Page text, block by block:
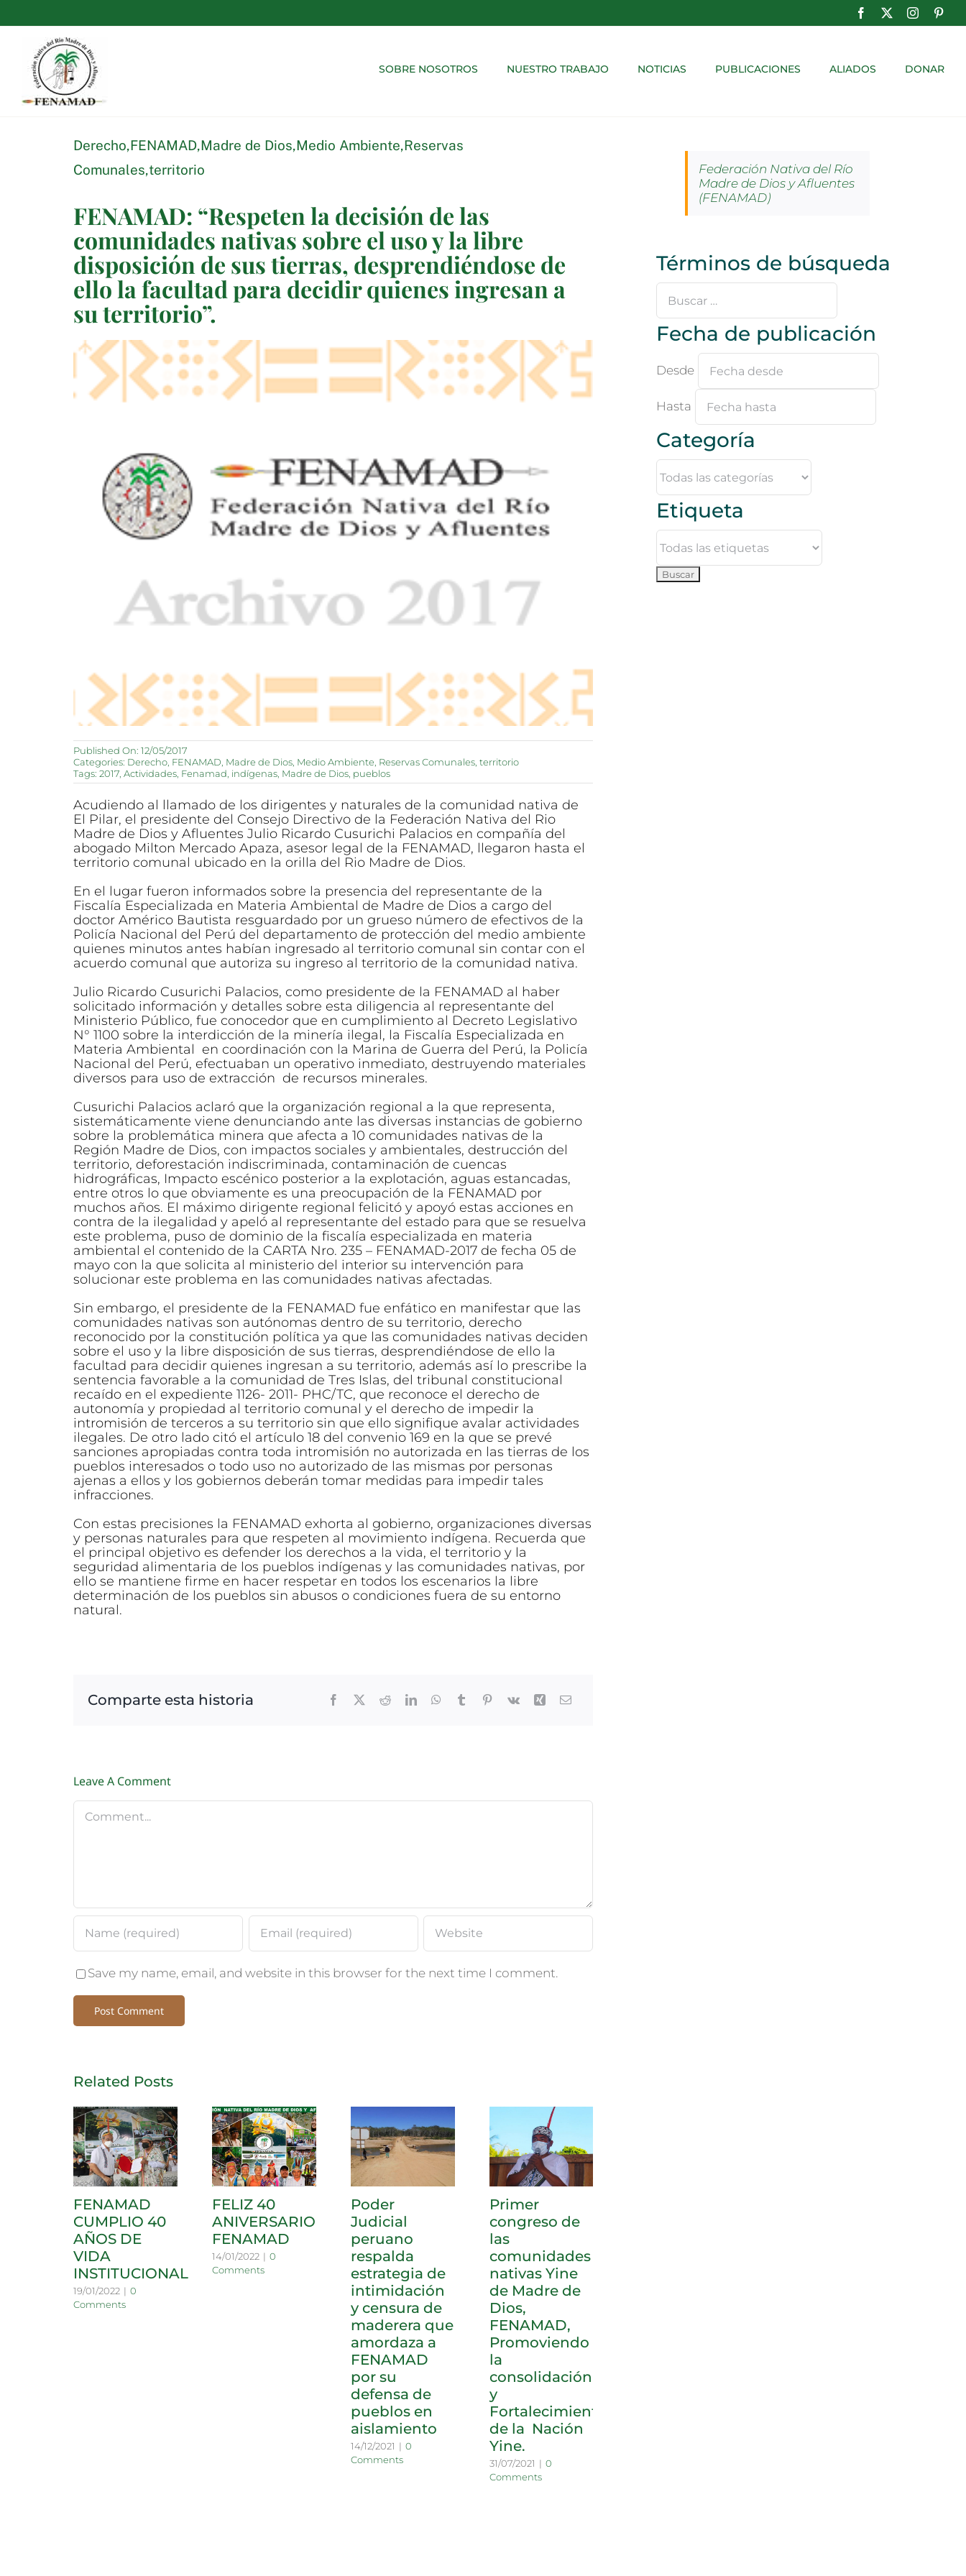
contenido
Facebook Instagram
SOBRE NOSOTROS NUESTRO TRABAJO NOTICIAS PUBLICACIONES ALIADOS DONAR
Derecho,FENAMAD,Madre de Dios,Medio Ambiente,Reservas
Comunales,territorio
FENAMAD: “Respeten la decisión de las
comunidades nativas sobre el uso y la libre
disposición de sus tierras, desprendiéndose de
ello la facultad para decidir quienes ingresan a
su territorio”.
Published On: 12/05/2017
Categories: Derecho FENAMAD Madre de Dios Medio Ambiente Reservas Comunales ,territorio
Tags:2017 ,Actividades Fenamad indígenas Madre de Dios pueblos
Acudiendo al llamado de los dirigentes y naturales de la comunidad nativa de
El Pilar, el presidente del Consejo Directivo de la Federación Nativa del Rio
Madre de Dios y Afluentes Julio Ricardo Cusurichi Palacios en compañía del
abogado Milton Mercado Apaza, asesor legal de la FENAMAD, llegaron hasta el
territorio comunal ubicado en la orilla del Rio Madre de Dios.
En el lugar fueron informados sobre la presencia del representante de la
Fiscalía Especializada en Materia Ambiental de Madre de Dios a cargo del
doctor Américo Bautista resguardado por un grueso número de efectivos de la
Policía Nacional del Perú del departamento de protección del medio ambiente
quienes minutos antes habían ingresado al territorio comunal sin contar con el
acuerdo comunal que autoriza su ingreso al territorio de la comunidad nativa.
Julio Ricardo Cusurichi Palacios, como presidente de la FENAMAD al haber
solicitado información y detalles sobre esta diligencia al representante del
Ministerio Público, fue conocedor que en cumplimiento al Decreto Legislativo
N° 1100 sobre la interdicción de la minería ilegal, la Fiscalía Especializada en
Materia Ambiental en coordinación con la Marina de Guerra del Perú, la Policía
Nacional del Perú, efectuaban un operativo inmediato, destruyendo materiales
diversos para uso de extracción de recursos minerales.
Cusurichi Palacios aclaró que la organización regional a la que representa,
sistemáticamente viene denunciando ante las diversas instancias de gobierno
sobre la problemática minera que afecta a 10 comunidades nativas de la
Región Madre de Dios, con impactos sociales y ambientales, destrucción del
territorio, deforestación indiscriminada, contaminación de cuencas
hidrográficas, Impacto escénico posterior a la explotación, aguas estancadas,
entre otros lo que obviamente es una preocupación de la FENAMAD por
muchos años. El máximo dirigente regional felicitó y apoyó estas acciones en
contra de la ilegalidad y apeló al representante del estado para que se resuelva
este problema, puso de dominio de la fiscalía especializada en materia
ambiental el contenido de la CARTA Nro. 235 – FENAMAD-2017 de fecha 05 de
mayo con la que solicita al ministerio del interior su intervención para
solucionar este problema en las comunidades nativas afectadas.
Sin embargo, el presidente de la FENAMAD fue enfático en manifestar que las
comunidades nativas son autónomas dentro de su territorio, derecho
reconocido por la constitución política ya que las comunidades nativas deciden
sobre el uso y la libre disposición de sus tierras, desprendiéndose de ello la
facultad para decidir quienes ingresan a su territorio, además así lo prescribe la
sentencia favorable a la comunidad de Tres Islas, del tribunal constitucional
recaído en el expediente 1126- 2011- PHC/TC, que reconoce el derecho de
autonomía y propiedad al territorio comunal y el derecho de impedir la
intromisión de terceros a su territorio sin que ello signifique avalar actividades
ilegales. De otro lado citó el artículo 18 del convenio 169 en la que se prevé
sanciones apropiadas contra toda intromisión no autorizada en las tierras de los
pueblos interesados o todo uso no autorizado de las mismas por personas
ajenas a ellos y los gobiernos deberán tomar medidas para impedir tales
infracciones.
Con estas precisiones la FENAMAD exhorta al gobierno, organizaciones diversas
y personas naturales para que respeten al movimiento indígena. Recuerda que
el principal objetivo es defender los derechos a la vida, el territorio y la
seguridad alimentaria de los pueblos indígenas y las comunidades nativas, por
ello se mantiene firme en hacer respetar en todos los escenarios la libre
determinación de los pueblos sin abusos o condiciones fuera de su entorno
natural.
Comparte esta historia
Leave A Comment
Comment
Save my name, email, and website in this browser for the next time I comment.
Related Posts
FENAMAD
CUMPLIO 40
AÑOS DE
VIDA
INSTITUCIONAL
19/01/2022 | 0
Comments
FELIZ 40
ANIVERSARIO
FENAMAD
14/01/2022 | 0
Comments
Poder
Judicial
peruano
respalda
estrategia de
intimidación
y censura de
maderera que
amordaza a
FENAMAD
por su
defensa de
pueblos en
aislamiento
14/12/2021 | 0
Comments
Primer
congreso de
las
comunidades
nativas Yine
de Madre de
Dios,
FENAMAD,
Promoviendo
la
consolidación
y
Fortalecimiento
de la Nación
Yine.
31/07/2021 | 0
Comments
Federación Nativa del Río
Madre de Dios y Afluentes
(FENAMAD)
Términos de búsqueda
Buscar
Fecha de publicación
Desde
Hasta
Categoría
Etiqueta